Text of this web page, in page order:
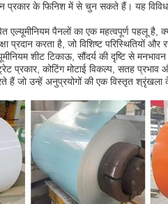
प्रकार के फिनिश में से चुन सकते हैं। यह
एल्यूमीनियम पैनलों का एक महत्वपूर्ण पहलू है,
प्रदान करता है, जो विशिष्ट
शीट टिकाऊ, सौंदर्य की दृष्टि से
प्रकार, कोटिंग मोटाई विकल्प, सतह
हैं जो उन्हें अनुप्रयोगों की एक विस्तृत श्रृंखला